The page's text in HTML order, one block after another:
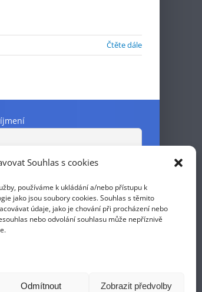
Souhlas s cookies
používáme k ukládání a/nebo přístupu k
jako jsou soubory cookies. Souhlas s těmito
údaje, jako je chování při procházení nebo
nebo odvolání souhlasu může nepříznivě
Odmítnout Zobrazit předvolby
Čtěte dále
jméno